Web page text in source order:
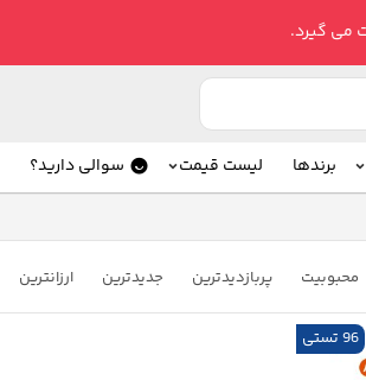
برندها لیست قیمت سوالی دارید؟
محبوبیت پربازدیدترین جدیدترین ارزانترین
96 تستی